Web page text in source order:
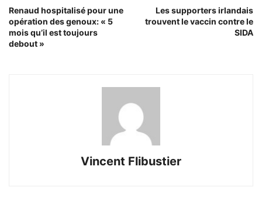
Renaud hospitalisé pour une
opération des genoux: « 5
mois qu’il est toujours
debout »
Les supporters irlandais
trouvent le vaccin contre le
SIDA
Vincent Flibustier